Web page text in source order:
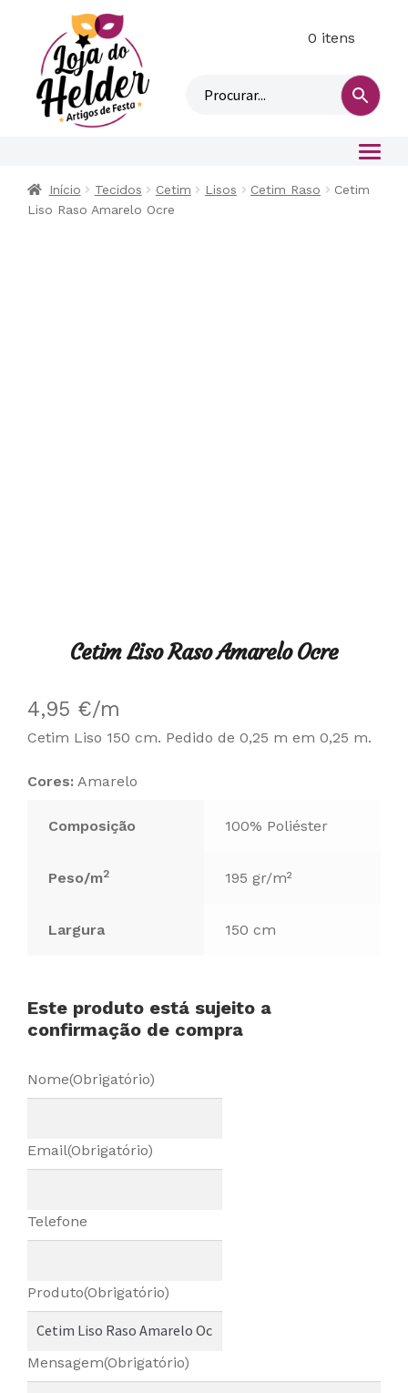
n
0 itens
Início Tecidos Cetim Lisos Cetim Raso
Cetim
Liso Raso Amarelo Ocre
Cetim Liso Raso Amarelo Ocre
4,95 €/m
Cetim Liso 150 cm. Pedido de 0,25 m em 0,25 m.
Cores: Amarelo
Composição 100% Poliéster
Peso/m2 195 gr/m²
Largura 150 cm
Este produto está sujeito a
confirmação de compra
Nome(Obrigatório)
Email(Obrigatório)
Telefone
Produto(Obrigatório)
Mensagem(Obrigatório)